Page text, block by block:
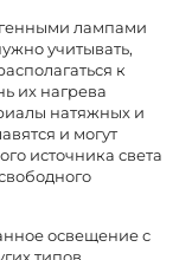
лампами
учитывать,
к
их нагрева
натяжных и
и могут
источника света
освещение с
типов